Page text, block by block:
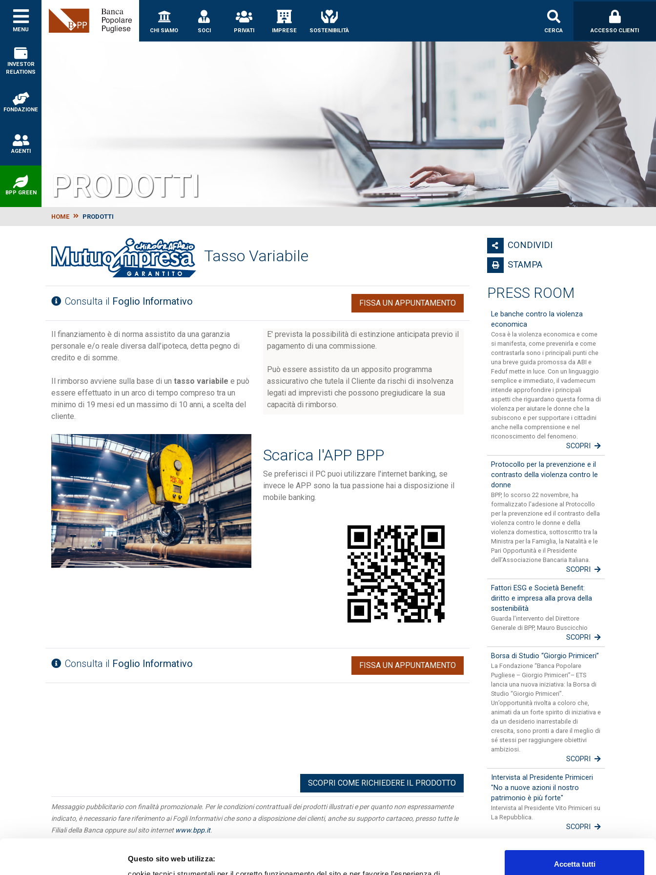
Questo sito web utilizza:
Accetta tutti
MENU
Banca Popolare Pugliese
CHI SIAMO SOCI PRIVATI IMPRESE SOSTENIBILITÀ
INVESTOR
RELATIONS
FONDAZIONE
AGENTI
BPP GREEN
CERCA ACCESSO CLIENTI
PRODOTTI
HOME PRODOTTI
Tasso Variabile
Consulta il Foglio Informativo FISSA UN APPUNTAMENTO
Il finanziamento è di norma assistito da una garanzia
personale e/o reale diversa dall’ipoteca, detta pegno di
credito e di somme.
Il rimborso avviene sulla base di un tasso variabile e può
essere effettuato in un arco di tempo compreso tra un
minimo di 19 mesi ed un massimo di 10 anni, a scelta del
cliente.
E' prevista la possibilità di estinzione anticipata previo il
pagamento di una commissione.
Può essere assistito da un apposito programma
assicurativo che tutela il Cliente da rischi di insolvenza
legati ad imprevisti che possono pregiudicare la sua
capacità di rimborso.
Scarica l'APP BPP
Se preferisci il PC puoi utilizzare l'internet banking, se
invece le APP sono la tua passione hai a disposizione il
mobile banking.
Consulta il Foglio Informativo FISSA UN APPUNTAMENTO
SCOPRI COME RICHIEDERE IL PRODOTTO
Messaggio pubblicitario con finalità promozionale. Per le condizioni contrattuali dei prodotti illustrati e per quanto non espressamente
indicato, è necessario fare riferimento ai Fogli Informativi che sono a disposizione dei clienti, anche su supporto cartaceo, presso tutte le
Filiali della Banca oppure sul sito internet www.bpp.it.
CONDIVIDI
STAMPA
PRESS ROOM
Le banche contro la violenza
economica
Cosa è la violenza economica e come
si manifesta, come prevenirla e come
contrastarla sono i principali punti che
una breve guida promossa da ABI e
Feduf mette in luce. Con un linguaggio
semplice e immediato, il vademecum
intende approfondire i principali
aspetti che riguardano questa forma di
violenza per aiutare le donne che la
subiscono e per supportare i cittadini
anche nella comprensione e nel
riconoscimento del fenomeno.
SCOPRI
Protocollo per la prevenzione e il
contrasto della violenza contro le
donne
BPP, lo scorso 22 novembre, ha
formalizzato l'adesione al Protocollo
per la prevenzione ed il contrasto della
violenza contro le donne e della
violenza domestica, sottoscritto tra la
Ministra per la Famiglia, la Natalità e le
Pari Opportunità e il Presidente
dell'Associazione Bancaria Italiana.
SCOPRI
Fattori ESG e Società Benefit:
diritto e impresa alla prova della
sostenibilità
Guarda l'intervento del Direttore
Generale di BPP, Mauro Buscicchio
SCOPRI
Borsa di Studio “Giorgio Primiceri”
La Fondazione “Banca Popolare
Pugliese – Giorgio Primiceri”– ETS
lancia una nuova iniziativa: la Borsa di
Studio “Giorgio Primiceri”.
Un’opportunità rivolta a coloro che,
animati da un forte spirito di iniziativa e
da un desiderio inarrestabile di
crescita, sono pronti a dare il meglio di
sé stessi per raggiungere obiettivi
ambiziosi.
SCOPRI
Intervista al Presidente Primiceri
"No a nuove azioni il nostro
patrimonio è più forte"
Intervista al Presidente Vito Primiceri su
La Repubblica.
SCOPRI
Obbligazioni
Privacy
Parti correlate